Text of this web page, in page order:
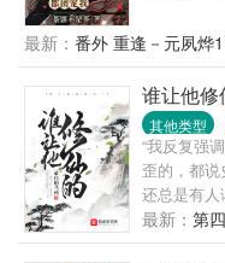
侠，末日，
园，阴阳眼
后，随心写
最新： 番外 重逢－元夙烨
谁让他修
其他类型
“我反复强
歪的，都说
还总是有人
道，表示非
风气是我带
最新： 第
仇